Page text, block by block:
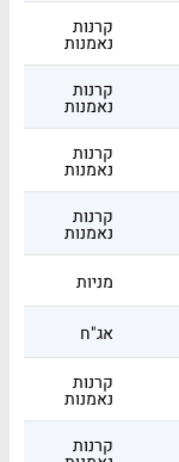
קרנות
נאמנות
קרנות
נאמנות
קרנות
נאמנות
קרנות
נאמנות
מניות
אג"ח
קרנות
נאמנות
קרנות